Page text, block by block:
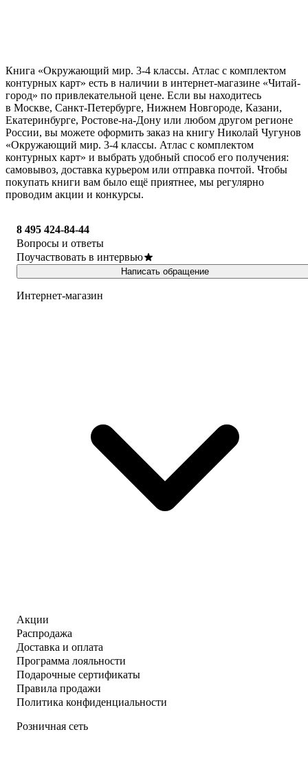
Книга «Окружающий мир. 3-4 классы. Атлас с комплектом
контурных карт» есть в наличии в интернет-магазине «Читай-
город» по привлекательной цене. Если вы находитесь
в Москве, Санкт-Петербурге, Нижнем Новгороде, Казани,
Екатеринбурге, Ростове-на-Дону или любом другом регионе
России, вы можете оформить заказ на книгу Николай Чугунов
«Окружающий мир. 3-4 классы. Атлас с комплектом
контурных карт» и выбрать удобный способ его получения:
самовывоз, доставка курьером или отправка почтой. Чтобы
покупать книги вам было ещё приятнее, мы регулярно
проводим акции и конкурсы.
8 495 424-84-44
Вопросы и ответы
Поучаствовать в интервью
Написать обращение
Интернет-магазин
Акции
Распродажа
Доставка и оплата
Программа лояльности
Подарочные сертификаты
Правила продажи
Политика конфиденциальности
Розничная сеть